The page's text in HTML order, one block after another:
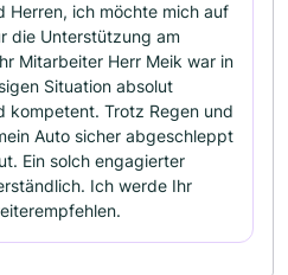
Herren, ich möchte mich auf
die Unterstützung am
Mitarbeiter Herr Meik war in
Situation absolut
kompetent. Trotz Regen und
Auto sicher abgeschleppt
Ein solch engagierter
Ich werde Ihr